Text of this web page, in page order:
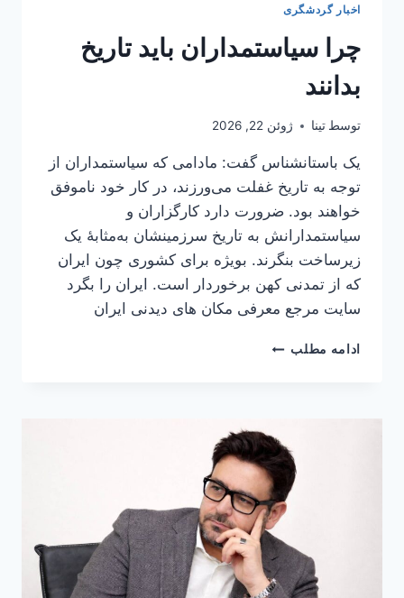
اخبار گردشگری
چرا سیاستمداران باید تاریخ
بدانند
توسط تینا ژوئن 22, 2026
یک باستان­شناس گفت: مادامی‌ که سیاستمداران از
توجه به تاریخ غفلت می­‌ورزند، در کار خود ناموفق
خواهند بود. ضرورت دارد کارگزاران و
سیاستمدارانش به تاریخ سرزمینشان به‌مثابۀ یک
زیرساخت بنگرند. بویژه برای کشوری چون ایران
که از تمدنی کهن برخوردار است. ایران را بگرد
سایت مرجع معرفی مکان های دیدنی ایران
ادامه مطلب چرا